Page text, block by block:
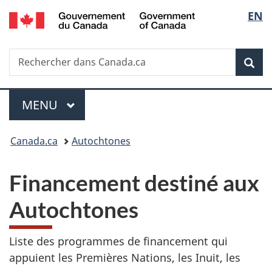
Passer
au
principal
Passer
à
Au
du
Passer
à
version
simplifiée
de
la
EN
Recherche
Rechercher
dans
Menu
MENU PRINCIPAL
Vous
ici :
Canada.ca Autochtones
Financement destiné aux
Autochtones
Liste des programmes de financement qui
appuient les Premières Nations, les Inuit, les